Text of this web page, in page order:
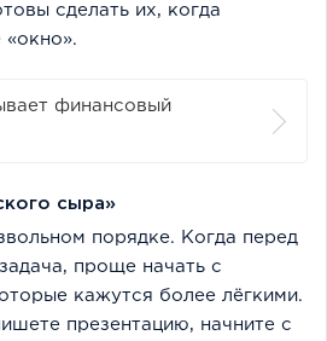
сделать их, когда
«окно».
финансовый
сыра»
порядке. Когда перед
проще начать с
кажутся более лёгкими.
презентацию, начните с